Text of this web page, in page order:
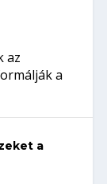
az
a
a